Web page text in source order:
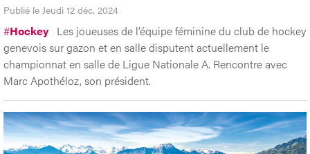
Publié le Jeudi 12 déc. 2024
#Hockey Les joueuses de l’équipe féminine du club de hockey
genevois sur gazon et en salle disputent actuellement le
championnat en salle de Ligue Nationale A. Rencontre avec
Marc Apothéloz, son président.